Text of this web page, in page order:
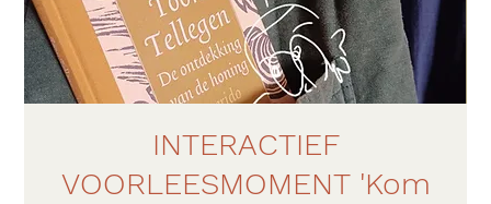
INTERACTIEF
VOORLEESMOMENT 'Kom